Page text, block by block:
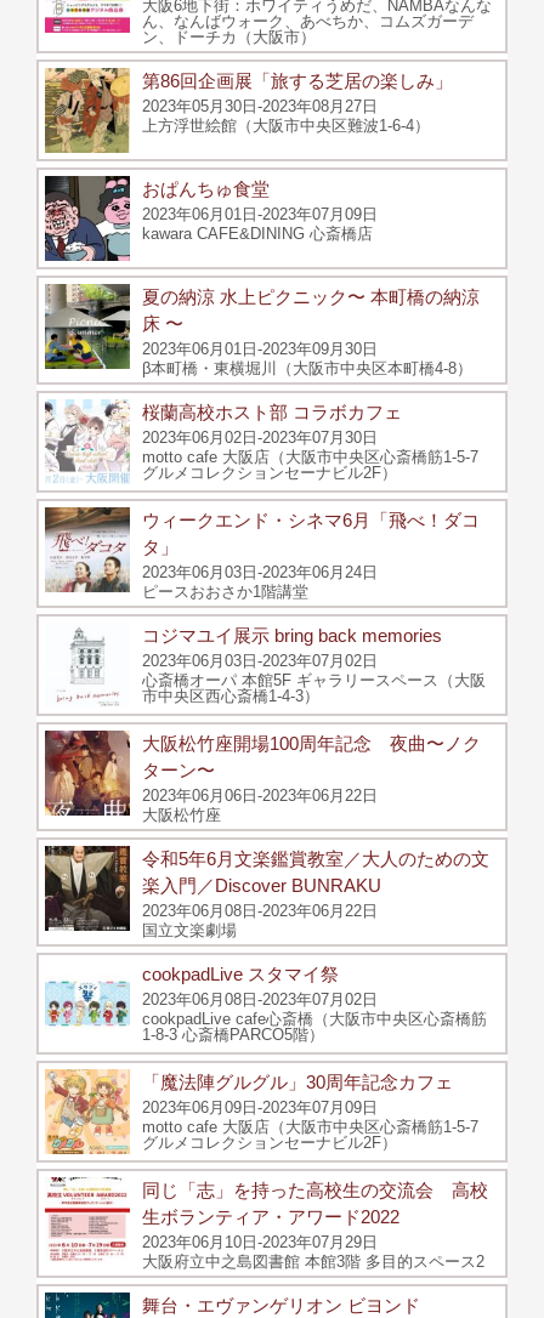
大阪6地下街：ホワイティうめだ、NAMBAなんな
ん、なんばウォーク、あべちか、コムズガーデ
ン、ドーチカ（大阪市）
第86回企画展「旅する芝居の楽しみ」
2023年05月30日-2023年08月27日
上方浮世絵館（大阪市中央区難波1-6-4）
おぱんちゅ食堂
2023年06月01日-2023年07月09日
kawara CAFE&DINING 心斎橋店
夏の納涼 水上ピクニック〜 本町橋の納涼
床 〜
2023年06月01日-2023年09月30日
β本町橋・東横堀川（大阪市中央区本町橋4-8）
桜蘭高校ホスト部 コラボカフェ
2023年06月02日-2023年07月30日
motto cafe 大阪店（大阪市中央区心斎橋筋1-5-7
グルメコレクションセーナビル2F）
ウィークエンド・シネマ6月「飛べ！ダコ
タ」
2023年06月03日-2023年06月24日
ピースおおさか1階講堂
コジマユイ展示 bring back memories
2023年06月03日-2023年07月02日
心斎橋オーパ 本館5F ギャラリースペース（大阪
市中央区西心斎橋1-4-3）
大阪松竹座開場100周年記念 夜曲〜ノク
ターン〜
2023年06月06日-2023年06月22日
大阪松竹座
令和5年6月文楽鑑賞教室／大人のための文
楽入門／Discover BUNRAKU
2023年06月08日-2023年06月22日
国立文楽劇場
cookpadLive スタマイ祭
2023年06月08日-2023年07月02日
cookpadLive cafe心斎橋（大阪市中央区心斎橋筋
1-8-3 心斎橋PARCO5階）
「魔法陣グルグル」30周年記念カフェ
2023年06月09日-2023年07月09日
motto cafe 大阪店（大阪市中央区心斎橋筋1-5-7
グルメコレクションセーナビル2F）
同じ「志」を持った高校生の交流会 高校
生ボランティア・アワード2022
2023年06月10日-2023年07月29日
大阪府立中之島図書館 本館3階 多目的スペース2
舞台・エヴァンゲリオン ビヨンド